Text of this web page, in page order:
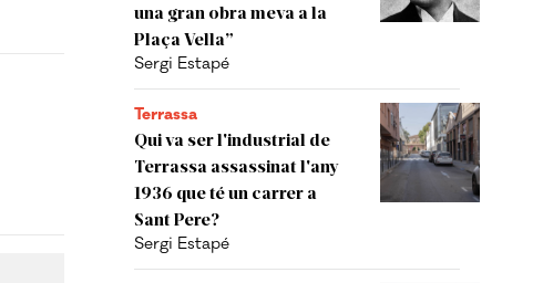
una gran obra meva a la
Plaça Vella”
Sergi Estapé
Terrassa
Qui va ser l'industrial de
Terrassa assassinat l'any
1936 que té un carrer a
Sant Pere?
Sergi Estapé